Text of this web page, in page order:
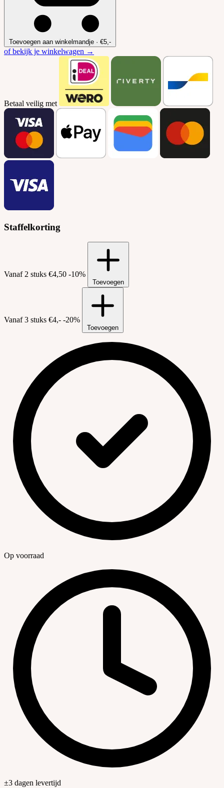
Toevoegen aan winkelmandje · €5,-
of bekijk je winkelwagen →
Betaal veilig met
Staffelkorting
Vanaf 2 stuks €4,50 -10%
Toevoegen
Vanaf 3 stuks €4,- -20%
Toevoegen
Op voorraad
±3 dagen levertijd